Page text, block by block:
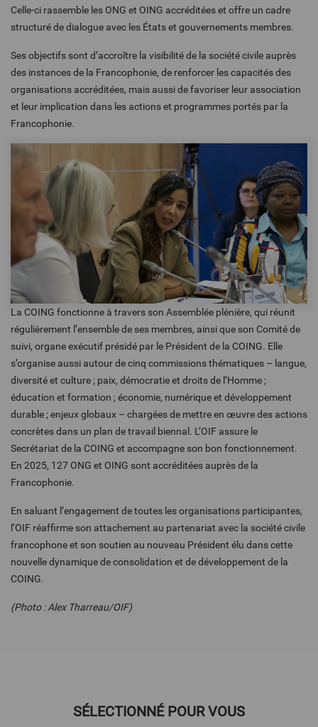
Celle-ci rassemble les ONG et OING accréditées et offre un cadre
structuré de dialogue avec les États et gouvernements membres.
Ses objectifs sont d’accroître la visibilité de la société civile auprès
des instances de la Francophonie, de renforcer les capacités des
organisations accréditées, mais aussi de favoriser leur association
et leur implication dans les actions et programmes portés par la
Francophonie.
La COING fonctionne à travers son Assemblée plénière, qui réunit
régulièrement l’ensemble de ses membres, ainsi que son Comité de
suivi, organe exécutif présidé par le Président de la COING. Elle
s’organise aussi autour de cinq commissions thématiques – langue,
diversité et culture ; paix, démocratie et droits de l’Homme ;
éducation et formation ; économie, numérique et développement
durable ; enjeux globaux – chargées de mettre en œuvre des actions
concrètes dans un plan de travail biennal. L’OIF assure le
Secrétariat de la COING et accompagne son bon fonctionnement.
En 2025, 127 ONG et OING sont accréditées auprès de la
Francophonie.
En saluant l’engagement de toutes les organisations participantes,
l’OIF réaffirme son attachement au partenariat avec la société civile
francophone et son soutien au nouveau Président élu dans cette
nouvelle dynamique de consolidation et de développement de la
COING.
(Photo : Alex Tharreau/OIF)
SÉLECTIONNÉ POUR VOUS